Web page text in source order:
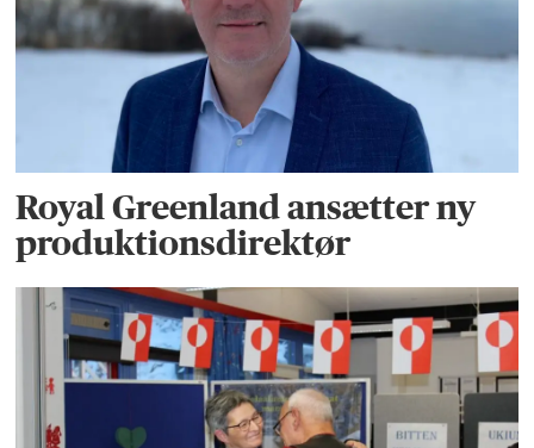
Royal Greenland ansætter ny
produktionsdirektør